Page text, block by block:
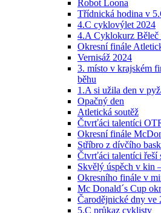
Robot Loona
Třídnická hodina v
4.C cyklovýlet 2024
4.A Cyklokurz Běleč
Okresní finále
Vernisáž 2024
3. místo v krajském
běhu
1.A si užila den v
Opačný den
Atletická soutěž
Čtvrťáci talentíci
Okresní finále
Stříbro z dívčího
Čtvrťáci talentíci řeší
Skvělý úspěch v kin
Okresního finále v
Mc Donald´s Cup
Čarodějnické dny ve
5.C průkaz cyklisty